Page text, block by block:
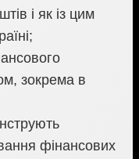
і як із цим
зокрема в
фінансових